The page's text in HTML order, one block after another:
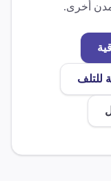
أخرى.
للتلف